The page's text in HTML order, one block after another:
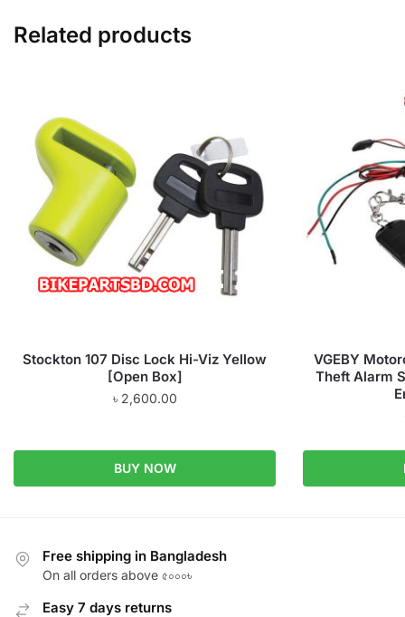
Related products
Stockton 107 Disc Lock Hi-Viz Yellow
[Open Box]
৳ 2,600.00
BUY NOW
VGEBY
Theft Alarm
Free shipping in Bangladesh
On all orders above ৫০০০৳
Easy 7 days returns